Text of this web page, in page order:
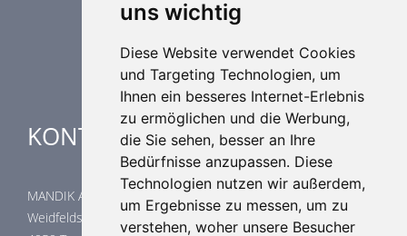
uns wichtig
Diese Website verwendet Cookies
und Targeting Technologien, um
Ihnen ein besseres Internet-Erlebnis
zu ermöglichen und die Werbung,
die Sie sehen, besser an Ihre
Bedürfnisse anzupassen. Diese
Technologien nutzen wir außerdem,
um Ergebnisse zu messen, um zu
verstehen, woher unsere Besucher
Industrielle heizung und kühlung
KONTAKTE
MANDIK Austria GmbH
Weidfeldstraße 117/1/14